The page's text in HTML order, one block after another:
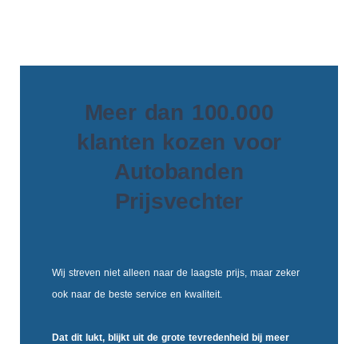
Meer dan 100.000
klanten kozen voor
Autobanden
Prijsvechter
Wij streven niet alleen naar de laagste prijs, maar zeker
ook naar de beste service en kwaliteit.
Dat dit lukt, blijkt uit de grote tevredenheidbij meer